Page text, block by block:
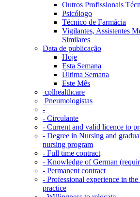
Outros Profissionais
Psicólogo
Técnico de Farmácia
Vigilantes, Assistentes
Similares
Data de publicação
Hoje
Esta Semana
Última Semana
Este Mês
‎ cplhealthcare‬
Pneumologistas
-
- Circulante
- Current and valid licence to
- Degree in Nursing and
nursing program
- Full time contract
- Knowledge of German
- Permanent contract
- Professional experience in
practice